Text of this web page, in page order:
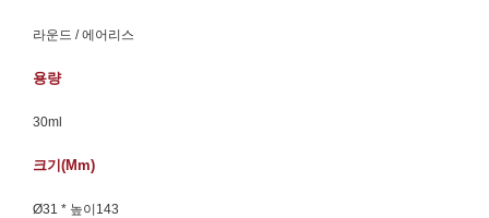
라운드 / 에어리스
용량
30ml
크기(mm)
Ø31 * 높이143